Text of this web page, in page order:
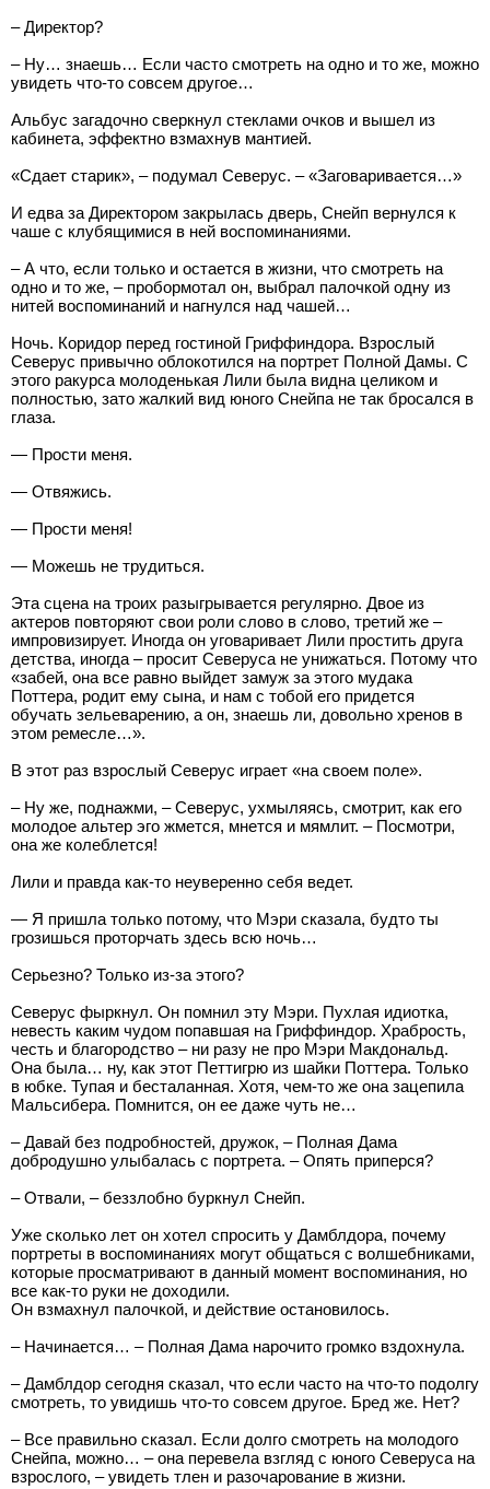
– Директор?
– Ну… знаешь… Если часто смотреть на одно и то же, можно
увидеть что-то совсем другое…
Альбус загадочно сверкнул стеклами очков и вышел из
кабинета, эффектно взмахнув мантией.
«Сдает старик», – подумал Северус. – «Заговаривается…»
И едва за Директором закрылась дверь, Снейп вернулся к
чаше с клубящимися в ней воспоминаниями.
– А что, если только и остается в жизни, что смотреть на
одно и то же, – пробормотал он, выбрал палочкой одну из
нитей воспоминаний и нагнулся над чашей…
Ночь. Коридор перед гостиной Гриффиндора. Взрослый
Северус привычно облокотился на портрет Полной Дамы. С
этого ракурса молоденькая Лили была видна целиком и
полностью, зато жалкий вид юного Снейпа не так бросался в
глаза.
— Прости меня.
— Отвяжись.
— Прости меня!
— Можешь не трудиться.
Эта сцена на троих разыгрывается регулярно. Двое из
актеров повторяют свои роли слово в слово, третий же –
импровизирует. Иногда он уговаривает Лили простить друга
детства, иногда – просит Северуса не унижаться. Потому что
«забей, она все равно выйдет замуж за этого мудака
Поттера, родит ему сына, и нам с тобой его придется
обучать зельеварению, а он, знаешь ли, довольно хренов в
этом ремесле…».
В этот раз взрослый Северус играет «на своем поле».
– Ну же, поднажми, – Северус, ухмыляясь, смотрит, как его
молодое альтер эго жмется, мнется и мямлит. – Посмотри,
она же колеблется!
Лили и правда как-то неуверенно себя ведет.
— Я пришла только потому, что Мэри сказала, будто ты
грозишься проторчать здесь всю ночь…
Серьезно? Только из-за этого?
Северус фыркнул. Он помнил эту Мэри. Пухлая идиотка,
невесть каким чудом попавшая на Гриффиндор. Храбрость,
честь и благородство – ни разу не про Мэри Макдональд.
Она была… ну, как этот Петтигрю из шайки Поттера. Только
в юбке. Тупая и бесталанная. Хотя, чем-то же она зацепила
Мальсибера. Помнится, он ее даже чуть не…
– Давай без подробностей, дружок, – Полная Дама
добродушно улыбалась с портрета. – Опять приперся?
– Отвали, – беззлобно буркнул Снейп.
Уже сколько лет он хотел спросить у Дамблдора, почему
портреты в воспоминаниях могут общаться с волшебниками,
которые просматривают в данный момент воспоминания, но
все как-то руки не доходили.
Он взмахнул палочкой, и действие остановилось.
– Начинается… – Полная Дама нарочито громко вздохнула.
– Дамблдор сегодня сказал, что если часто на что-то подолгу
смотреть, то увидишь что-то совсем другое. Бред же. Нет?
– Все правильно сказал. Если долго смотреть на молодого
Снейпа, можно… – она перевела взгляд с юного Северуса на
взрослого, – увидеть тлен и разочарование в жизни.